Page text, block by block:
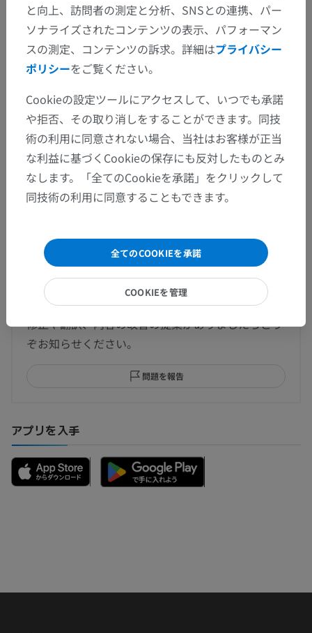
頸動脈小体
頸静脈小体
大動脈肺動脈傍神経節
尾骨小体
人体解剖学1
間違いを発見しましたか？
修正や翻訳、内容の改善の提案がありましたらどう
ぞお知らせください。
問題を報告
アプリを入手
と向上、訪問者の測定と分析、SNSとの連携、パー
ソナライズされたコンテンツの表示、パフォーマン
スの測定、コンテンツの訴求。詳細はプライバシー
ポリシーをご覧ください。
Cookieの設定ツールにアクセスして、いつでも承諾
や拒否、その取り消しをすることができます。同技
術の利用に同意されない場合、当社はお客様が正当
な利益に基づくCookieの保存にも反対したものとみ
なします。「全てのCookieを承諾」をクリックして
同技術の利用に同意することもできます。
全てのCOOKIEを承諾
COOKIEを管理